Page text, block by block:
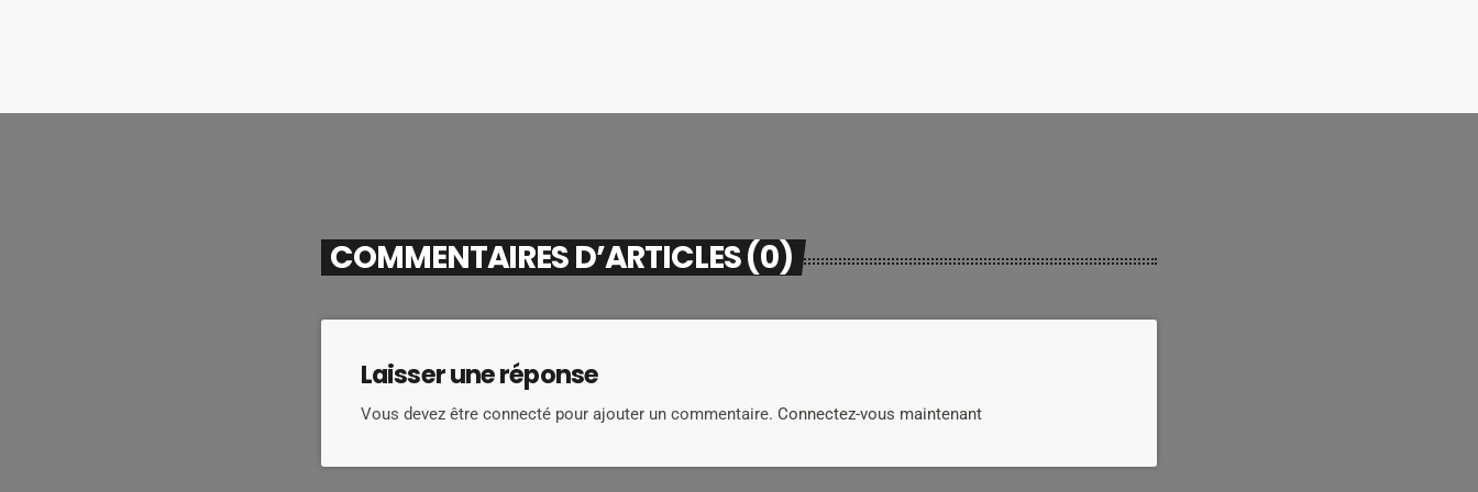
COMMENTAIRES D’ARTICLES (0)
Laisser une réponse
Vous devez être connecté pour ajouter un commentaire. Connectez-vous maintenant